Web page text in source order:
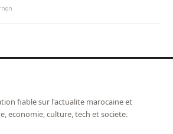
fiable sur l'actualite marocaine et
economie, culture, tech et societe.